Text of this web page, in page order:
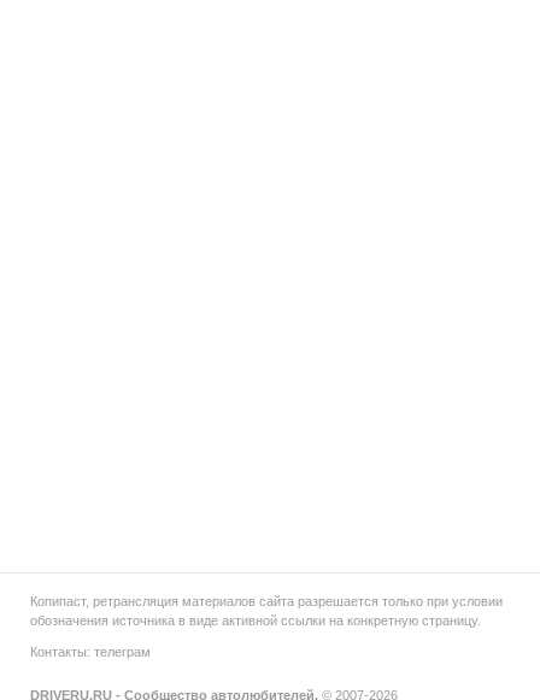
Копипаст, ретрансляция материалов сайта разрешается только при условии
обозначения источника в виде активной ссылки на конкретную страницу.
Контакты: телеграм
DRIVERU.RU - Сообщество автолюбителей. © 2007-2026